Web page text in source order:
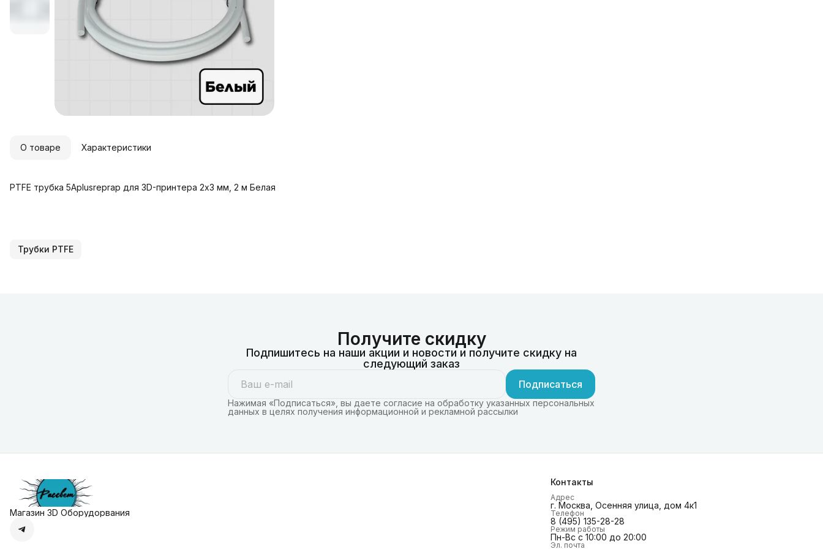
О товаре Характеристики
PTFE трубка 5Aplusreprap для 3D-принтера 2x3 мм, 2 м Белая
Трубки PTFE
Получите скидку
Подпишитесь на наши акции и новости и получите скидку на
следующий заказ
Подписаться
Нажимая «Подписаться», вы даете согласие на обработку указанных персональных
данных в целях получения информационной и рекламной рассылки
Магазин 3D Оборудорвания
Контакты
Адрес
г. Москва, Осенняя улица, дом 4к1
Телефон
8 (495) 135-28-28
Режим работы
Пн-Вс с 10:00 до 20:00
Эл. почта